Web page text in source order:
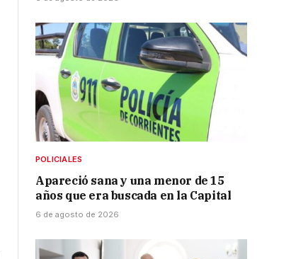
POLICIALES
Apareció sana y una menor de 15
años que era buscada en la Capital
6 de agosto de 2026